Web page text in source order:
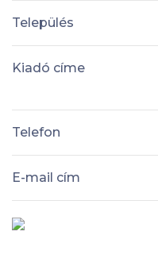
Település
Kiadó címe
Telefon
E-mail cím